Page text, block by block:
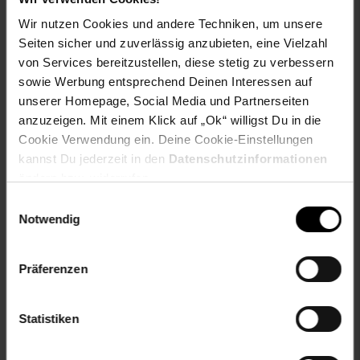
Wir nutzen Cookies und andere Techniken, um unsere
Seiten sicher und zuverlässig anzubieten, eine Vielzahl
von Services bereitzustellen, diese stetig zu verbessern
sowie Werbung entsprechend Deinen Interessen auf
unserer Homepage, Social Media und Partnerseiten
anzuzeigen. Mit einem Klick auf „Ok“ willigst Du in die
Cookie Verwendung ein. Deine Cookie-Einstellungen
kannst Du jederzeit in den Datenschutzinformationen
Notwendig
Präferenzen
Statistiken
Zweifarbiges Karomuster in großem Format
Zwei Brusttaschen zum Verschließen
Leicht und angenehm zu tragen
Bestens geeignet für viele Outfits und Anlässe
Farbe: rot/weiß
Lieferumfang
Hemd
EAN: 4061173041869